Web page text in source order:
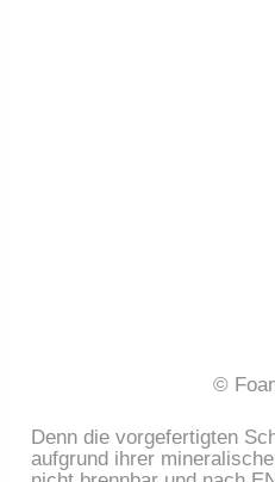
©
Denn die vorgefertigten
aufgrund ihrer